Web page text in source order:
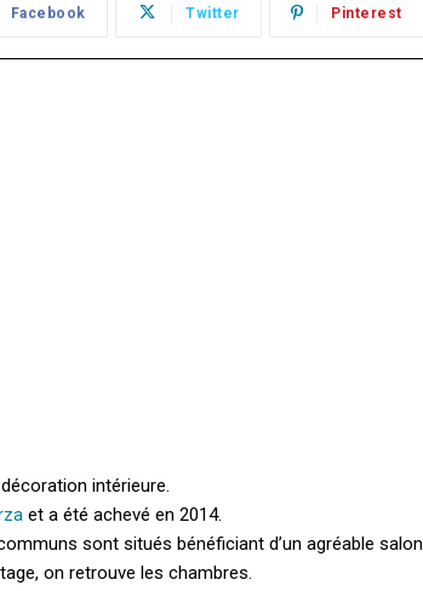
Facebook Twitter Pinterest
intérieure.
et a été achevé en 2014.
sont situés bénéficiant d’un agréable salon
on retrouve les chambres.